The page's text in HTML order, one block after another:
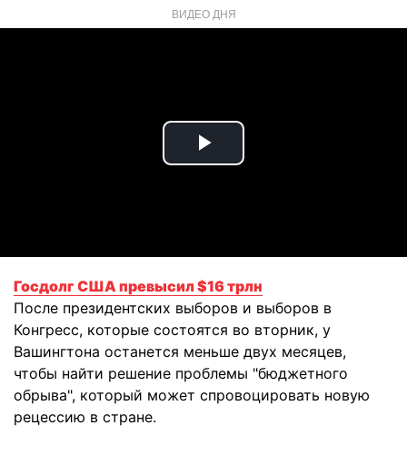
ВИДЕО ДНЯ
Play
Госдолг США превысил $16 трлн
После президентских выборов и выборов в
Конгресс, которые состоятся во вторник, у
Вашингтона останется меньше двух месяцев,
чтобы найти решение проблемы "бюджетного
обрыва", который может спровоцировать новую
рецессию в стране.